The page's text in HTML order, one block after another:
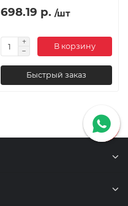
698.19 р. /шт
В корзину
Быстрый заказ